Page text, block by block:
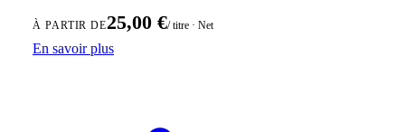
À PARTIR DE25,00 €/ titre · Net
En savoir plus